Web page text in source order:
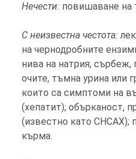
Нечести: повишаване на
С неизвестна честота:
на чернодробните
нива на натрия;
очите, тъмна урина или
които са симптоми на
(хепатит); обърканост,
(известно като СНСАХ);
кърма.